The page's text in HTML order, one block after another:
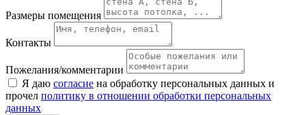
Размеры помещения
Контакты
Пожелания/комментарии
Я даю согласие на обработку персональных данных и
прочел политику в отношении обработки персональных
данных